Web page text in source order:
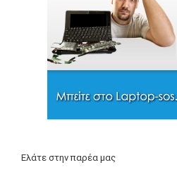
Ελάτε στην παρέα μας